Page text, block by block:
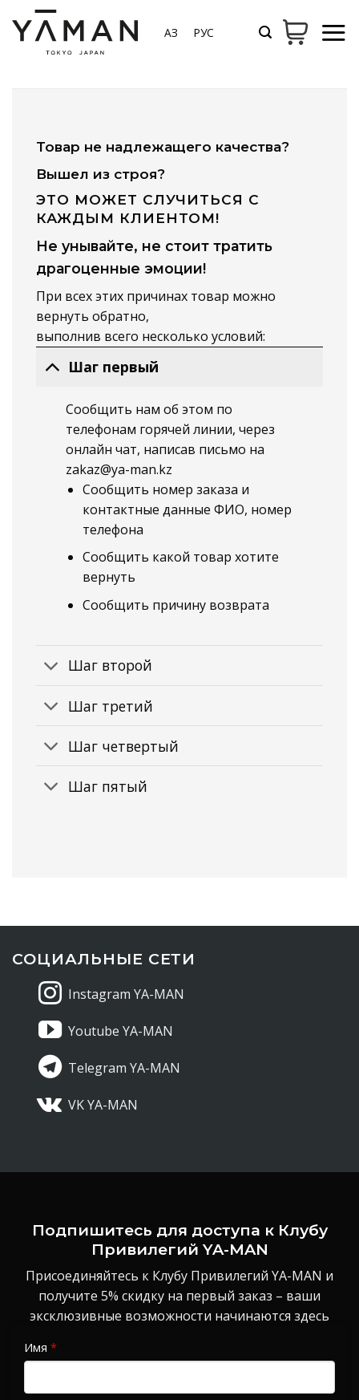
ҚАЗ РУС
Товар не надлежащего качества?
Вышел из строя?
ЭТО МОЖЕТ СЛУЧИТЬСЯ С
КАЖДЫМ КЛИЕНТОМ!
Не унывайте, не стоит тратить
драгоценные эмоции!
При всех этих причинах товар можно
вернуть обратно,
выполнив всего несколько условий:
Шаг первый
Сообщить нам об этом по
телефонам горячей линии, через
онлайн чат, написав письмо на
zakaz@ya-man.kz
Сообщить номер заказа и
контактные данные ФИО, номер
телефона
Сообщить какой товар хотите
вернуть
Сообщить причину возврата
Шаг второй
Шаг третий
Шаг четвертый
Шаг пятый
СОЦИАЛЬНЫЕ СЕТИ
Instagram YA-MAN
Youtube YA-MAN
Telegram YA-MAN
VK YA-MAN
Подпишитесь для доступа к Клубу
Привилегий YA-MAN
Присоединяйтесь к Клубу Привилегий YA-MAN и
получите 5% скидку на первый заказ – ваши
эксклюзивные возможности начинаются здесь
Имя *